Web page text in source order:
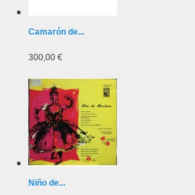
Camarón de...
300,00 €
Niño de...